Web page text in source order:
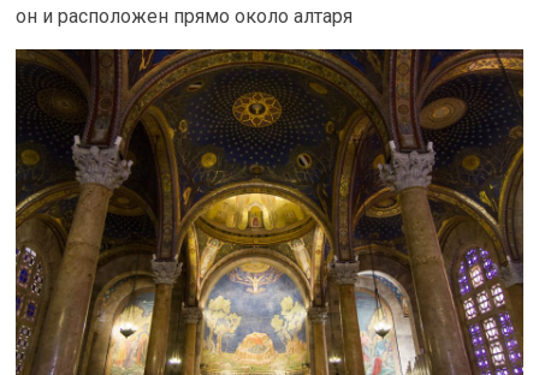
он и расположен прямо около алтаря